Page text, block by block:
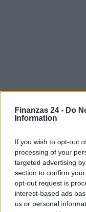
Finanzas 24 - Do
Information
If you wish to opt-out
processing of your
targeted advertising
section to confirm
opt-out request is
interest-based ads
us or personal
Sigue leyendo